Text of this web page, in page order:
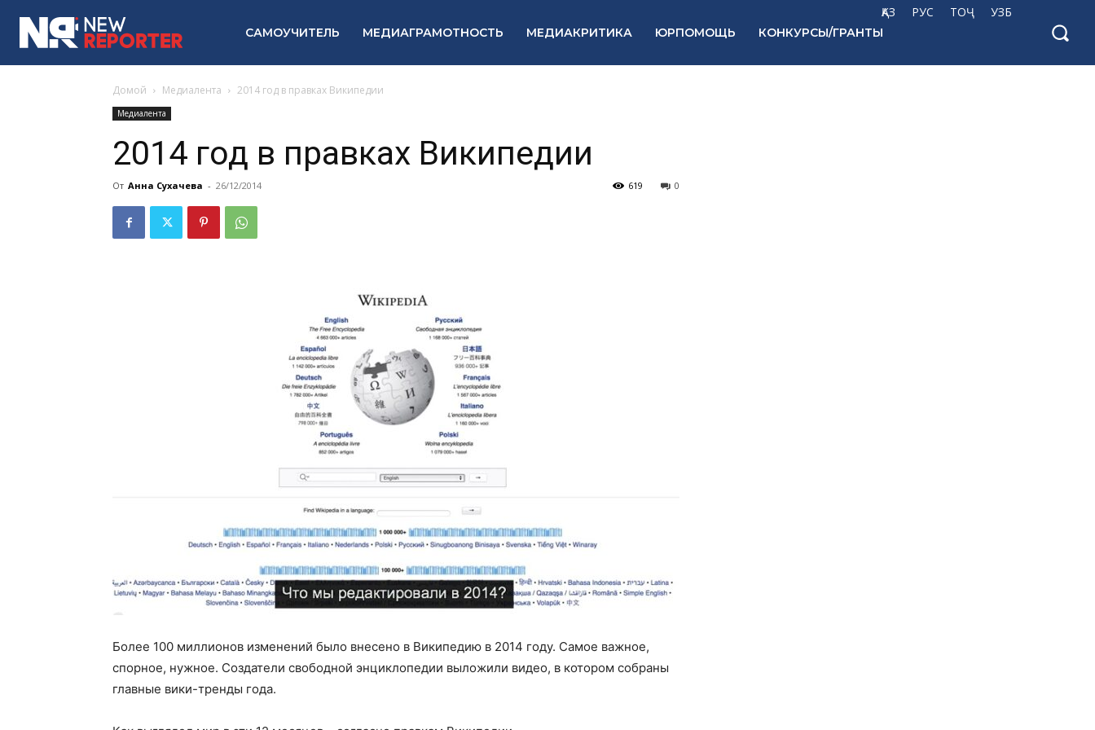
ҚАЗ РУС ТОҶ УЗБ
САМОУЧИТЕЛЬ МЕДИАГРАМОТНОСТЬ МЕДИАКРИТИКА ЮРПОМОЩЬ КОНКУРСЫ/ГРАНТЫ
Домой Медиалента 2014 год в правках Википедии
Медиалента
2014 год в правках Википедии
От Анна Сухачева - 26/12/2014 0
619
Более 100 миллионов изменений было внесено в Википедию в 2014 году. Самое важное,
спорное, нужное. Создатели свободной энциклопедии выложили видео, в котором собраны
главные вики-тренды года.